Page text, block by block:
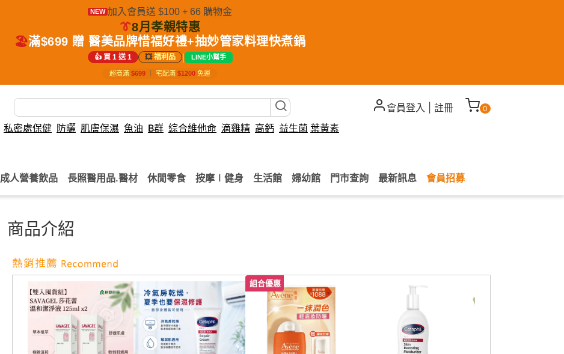
NEW 加入會員送 $100 + 66 購物金
👔8月孝親特惠
🏖️滿$699 贈 醫美品牌惜福好禮+抽妙管家料理快煮鍋
👍 買 1 送 1 💥福利品 | LINE小幫手
超商滿 $699 宅配滿 $1200 免運
私密處保健 防曬 肌膚保濕 魚油 B群 綜合維他命 滴雞精 高鈣 益生菌 葉黃素
會員登入 註冊 0
成人營養飲品 長照醫用品.醫材 休閒零食 按摩∣健身 生活館 婦幼館 門市查詢 最新訊息 會員招募
商品介紹